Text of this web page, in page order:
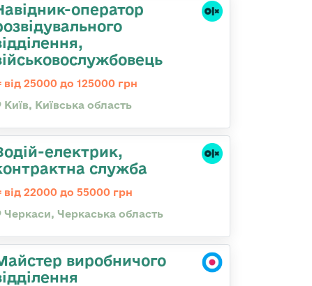
оператор
від 25000 до 125000 грн
Київ, Київська область
електрик,
служба
від 22000 до 55000 грн
Черкаси, Черкаська область
виробничого